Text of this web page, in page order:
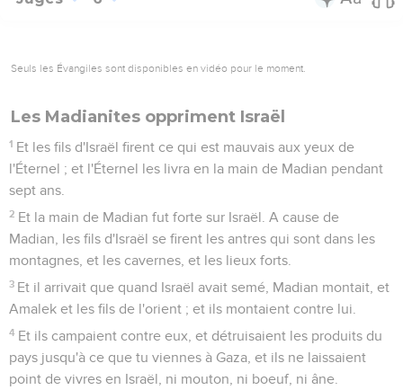
Seuls les Évangiles sont disponibles en vidéo pour le moment.
Les Madianites oppriment Israël
1 Et les fils d'Israël firent ce qui est mauvais aux yeux de
l'Éternel ; et l'Éternel les livra en la main de Madian pendant
sept ans.
2 Et la main de Madian fut forte sur Israël. A cause de
Madian, les fils d'Israël se firent les antres qui sont dans les
montagnes, et les cavernes, et les lieux forts.
3 Et il arrivait que quand Israël avait semé, Madian montait, et
Amalek et les fils de l'orient ; et ils montaient contre lui.
4 Et ils campaient contre eux, et détruisaient les produits du
pays jusqu'à ce que tu viennes à Gaza, et ils ne laissaient
point de vivres en Israël, ni mouton, ni boeuf, ni âne.